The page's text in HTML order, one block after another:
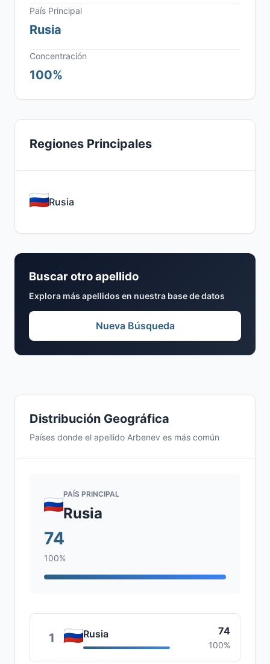
Distribución Geográfica
Países donde el apellido Arbenev es más común
PAÍS PRINCIPAL
Rusia
74
100%
1 Rusia 74
100%
País Principal
Rusia
Concentración
100%
Regiones Principales
Rusia
Buscar otro apellido
Explora más apellidos en nuestra base de datos
Nueva Búsqueda